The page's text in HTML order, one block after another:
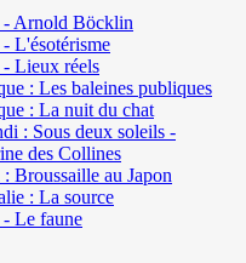
- Arnold Böcklin
L'ésotérisme
- Lieux réels
: Les baleines publiques
: La nuit du chat
: Sous deux soleils -
des Collines
: Broussaille au Japon
: La source
- Le faune